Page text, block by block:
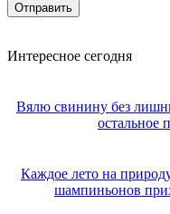
Интересное сегодня
Вялю свинину без
остальное
Каждое лето на
шампиньонов